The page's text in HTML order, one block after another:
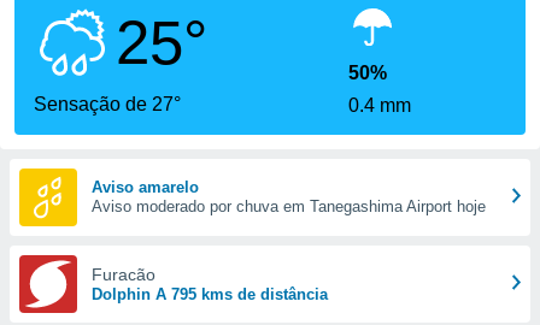
fornecidas
a este
das
e
forma
digital
25°
Sensação de 27°
50%
0.4 mm
Aviso amarelo
Aviso moderado por chuva em Tanegashima Airport hoje
Furacão
Dolphin A 795 kms de distância